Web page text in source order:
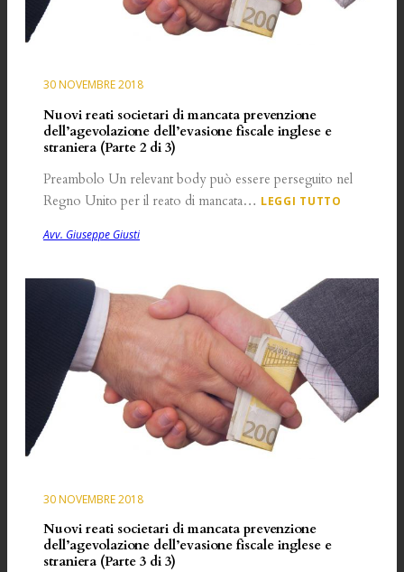
30 NOVEMBRE 2018
Nuovi reati societari di mancata prevenzione
dell’agevolazione dell’evasione fiscale inglese e
straniera (Parte 2 di 3)
Preambolo Un relevant body può essere perseguito nel
Regno Unito per il reato di mancata… LEGGI TUTTO
Avv. Giuseppe Giusti
30 NOVEMBRE 2018
Nuovi reati societari di mancata prevenzione
dell’agevolazione dell’evasione fiscale inglese e
straniera (Parte 3 di 3)